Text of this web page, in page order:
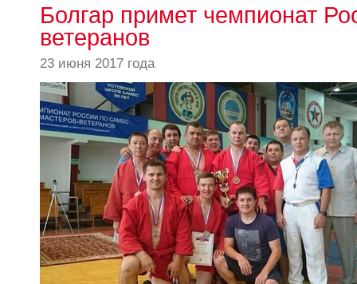
Болгар примет чемпионат
ветеранов
23 июня 2017 года